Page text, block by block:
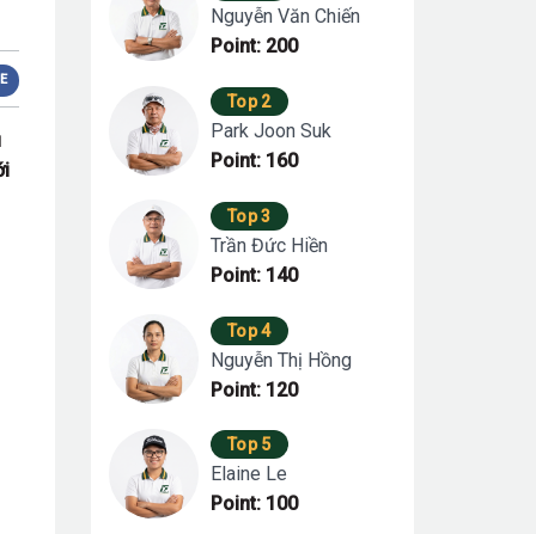
Nguyễn Văn Chiến
Point: 200
Top 2
Park Joon Suk
Point: 160
Top 3
Trần Đức Hiền
Point: 140
Top 4
Nguyễn Thị Hồng
Point: 120
Top 5
Elaine Le
Point: 100